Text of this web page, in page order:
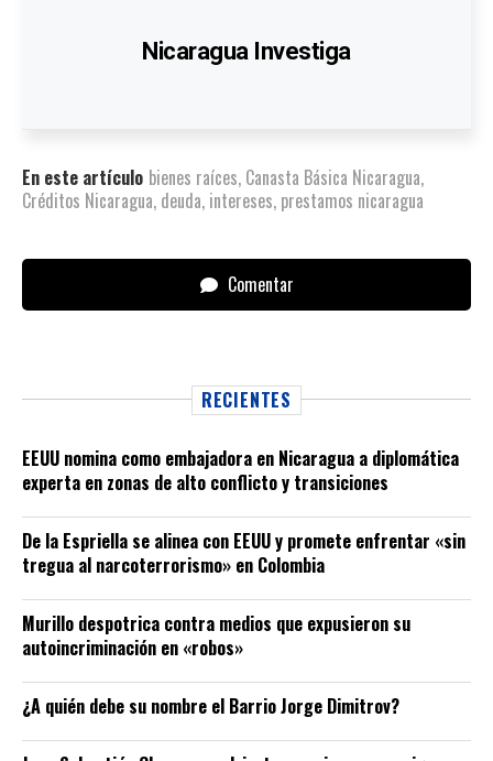
Nicaragua Investiga
En este artículo bienes raíces, Canasta Básica Nicaragua,
Créditos Nicaragua, deuda, intereses, prestamos nicaragua
Comentar
RECIENTES
EEUU nomina como embajadora en Nicaragua a diplomática
experta en zonas de alto conflicto y transiciones
De la Espriella se alinea con EEUU y promete enfrentar «sin
tregua al narcoterrorismo» en Colombia
Murillo despotrica contra medios que expusieron su
autoincriminación en «robos»
¿A quién debe su nombre el Barrio Jorge Dimitrov?